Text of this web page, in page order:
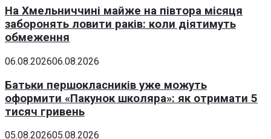
На Хмельниччині майже на півтора місяця
заборонять ловити раків: коли діятимуть
обмеження
06.08.202606.08.2026
Батьки першокласників уже можуть
оформити «Пакунок школяра»: як отримати 5
тисяч гривень
05.08.202605.08.2026